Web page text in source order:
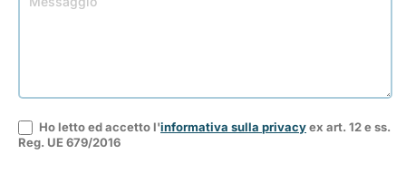
Ho letto ed accetto l'informativa sulla privacyex art. 12 e ss.
Reg. UE 679/2016